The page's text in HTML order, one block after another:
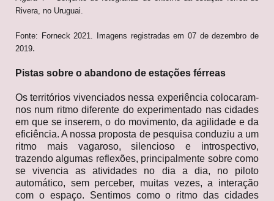
Rivera, no Uruguai.
Fonte: Forneck 2021. Imagens registradas em 07 de dezembro de
2019.
Pistas sobre o abandono de estações férreas
Os territórios vivenciados nessa experiência colocaram-
nos num ritmo diferente do experimentado nas cidades
em que se inserem, o do movimento, da agilidade e da
eficiência. A nossa proposta de pesquisa conduziu a um
ritmo mais vagaroso, silencioso e introspectivo,
trazendo algumas reflexões, principalmente sobre como
se vivencia as atividades no dia a dia, no piloto
automático, sem perceber, muitas vezes, a interação
com o espaço. Sentimos como o ritmo das cidades